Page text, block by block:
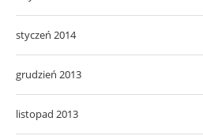
styczeń 2014
grudzień 2013
listopad 2013